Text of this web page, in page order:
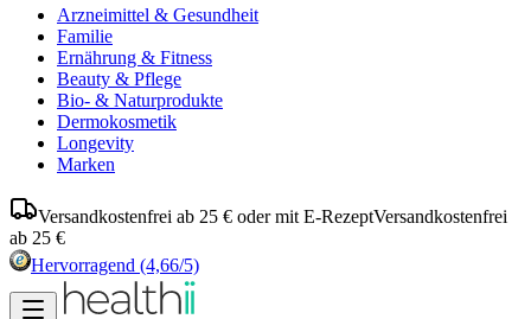
Arzneimittel & Gesundheit
Familie
Ernährung & Fitness
Beauty & Pflege
Bio- & Naturprodukte
Dermokosmetik
Longevity
Marken
Versandkostenfrei ab 25 € oder mit E-RezeptVersandkostenfrei
ab 25 €
Hervorragend (4,66/5)